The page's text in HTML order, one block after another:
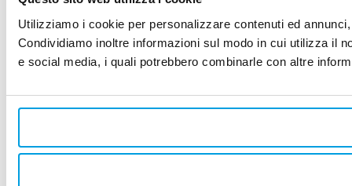
Utilizziamo i cookie per personalizzare contenuti ed
Condividiamo inoltre informazioni sul modo in cui utilizza il
e social media, i quali potrebbero combinarle con altre